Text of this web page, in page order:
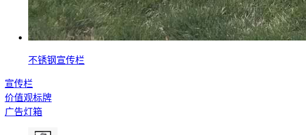
不锈钢宣传栏
宣传栏
价值观标牌
广告灯箱